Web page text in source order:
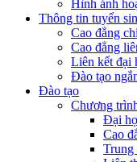
Hình ảnh
Thông tin tuyển
Cao đẳng
Cao đẳng
Liên kết đại
Đào tạo
Đào tạo
Chương
Đại
Cao
Trung